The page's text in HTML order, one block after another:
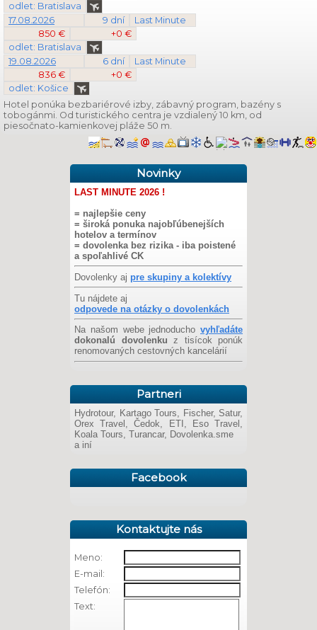
odlet: Bratislava
17.08.2026
9 dní
Last Minute
850 €
+0 €
odlet: Bratislava
19.08.2026
6 dní
Last Minute
836 €
+0 €
odlet: Košice
Hotel ponúka bezbariérové izby, zábavný program, bazény s
tobogánmi. Od turistického centra je vzdialený 10 km, od
piesočnato-kamienkovej pláže 50 m.
Novinky
LAST MINUTE 2026 !
= najlepšie ceny
= široká ponuka najobľúbenejších
hotelov a termínov
= dovolenka bez rizika - iba poistené
a spoľahlivé CK
Dovolenky aj pre skupiny a kolektívy
Tu nájdete aj
odpovede na otázky o dovolenkách
Na našom webe jednoducho vyhľadáte
dokonalú dovolenku z tisícok ponúk
renomovaných cestovných kancelárií
Partneri
Hydrotour, Kartago Tours, Fischer, Satur,
Orex Travel, Čedok, ETI, Eso Travel,
Koala Tours, Turancar, Dovolenka.sme
a iní
Facebook
Kontaktujte nás
Meno:
E-mail:
Telefón:
Text: